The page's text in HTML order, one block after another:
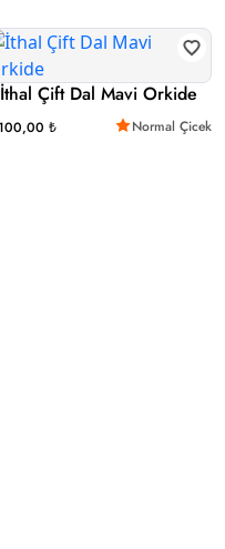
İthal Çift Dal Mavi Orkide
₺ Normal Çicek